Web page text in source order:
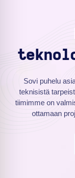
Sovi puhelu
teknisistä
tiimimme on
ottamaan